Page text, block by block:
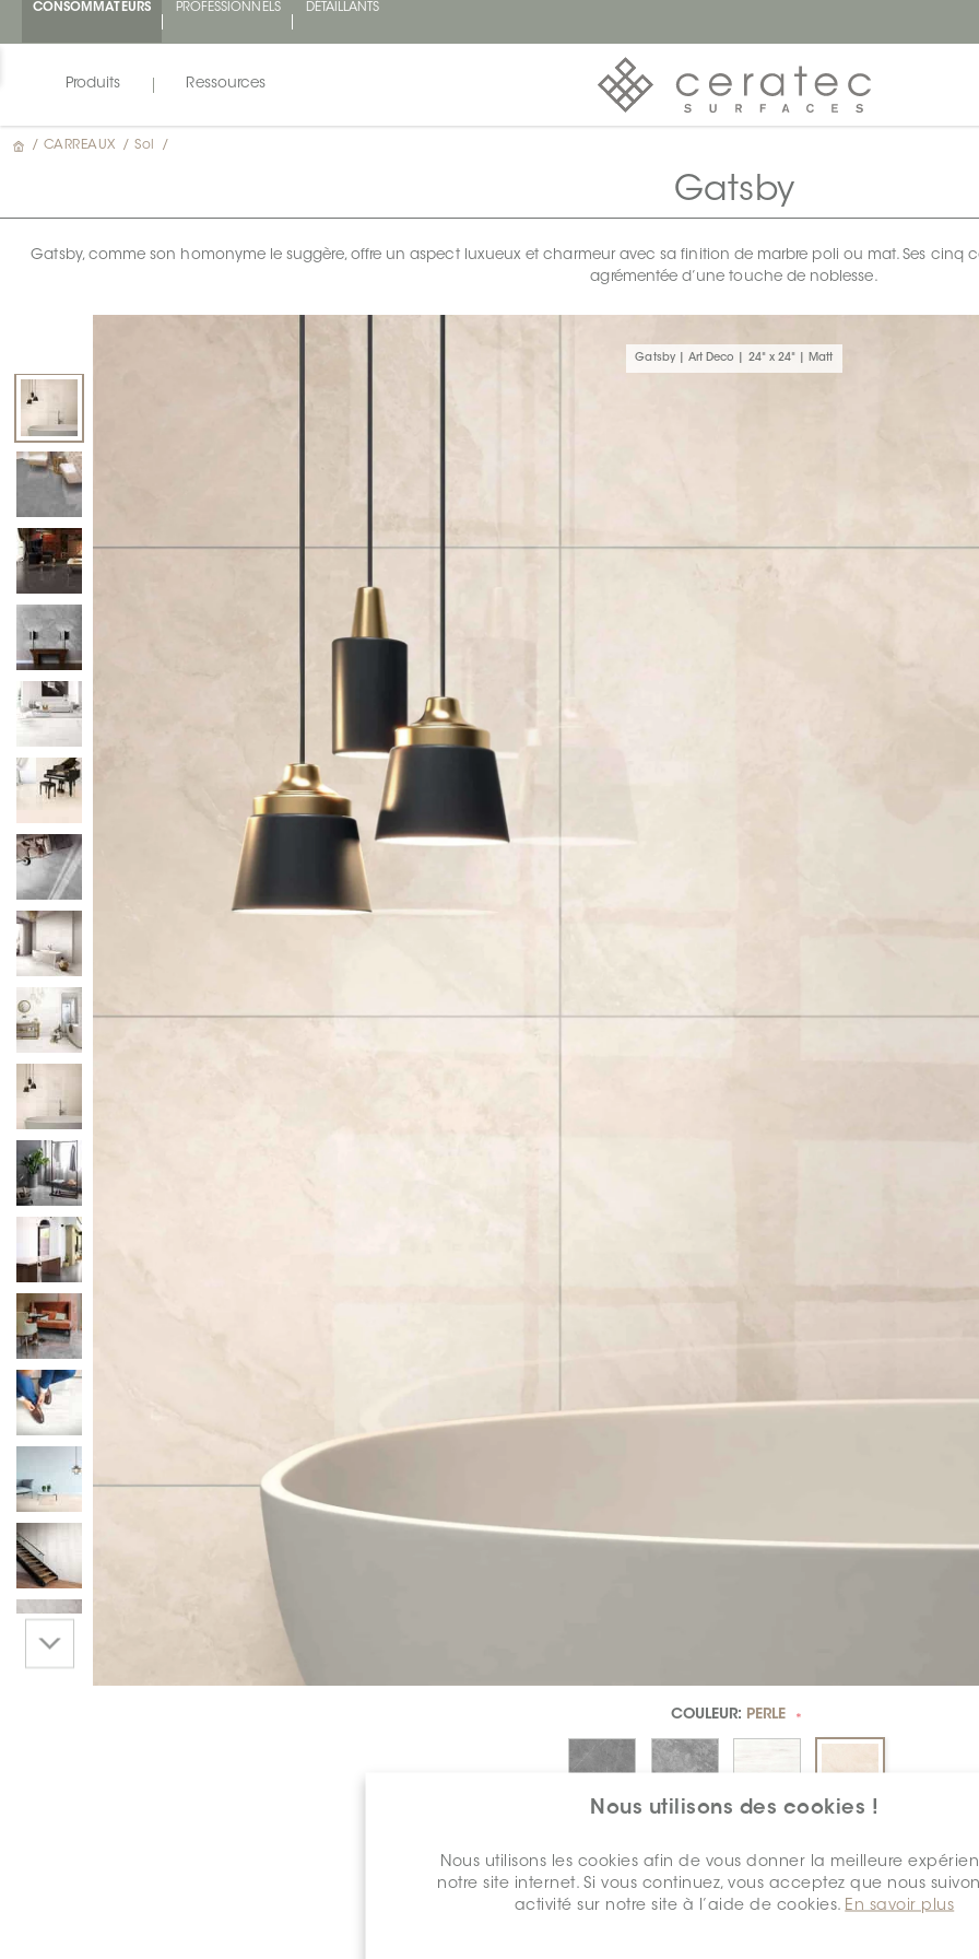
CONSOMMATEURS PROFESSIONNELS DÉTAILLANTS
Produits Ressources
Nous utilisons des cookies !
Nous utilisons les cookies afin de vous donner la meilleure
notre site internet. Si vous continuez, vous acceptez que nous
activité sur notre site à l’aide de cookies. En savoir plus
/ CARREAUX / Sol /
Gatsby
Gatsby, comme son homonyme le suggère, offre un aspect luxueux et charmeur avec sa finition de marbre poli ou mat. Ses
agrémentée d’une touche de noblesse.
Gatsby | Art Deco | 24" x 24" | Matt
COULEUR: PERLE *
DIMENSION:1" X 3" *